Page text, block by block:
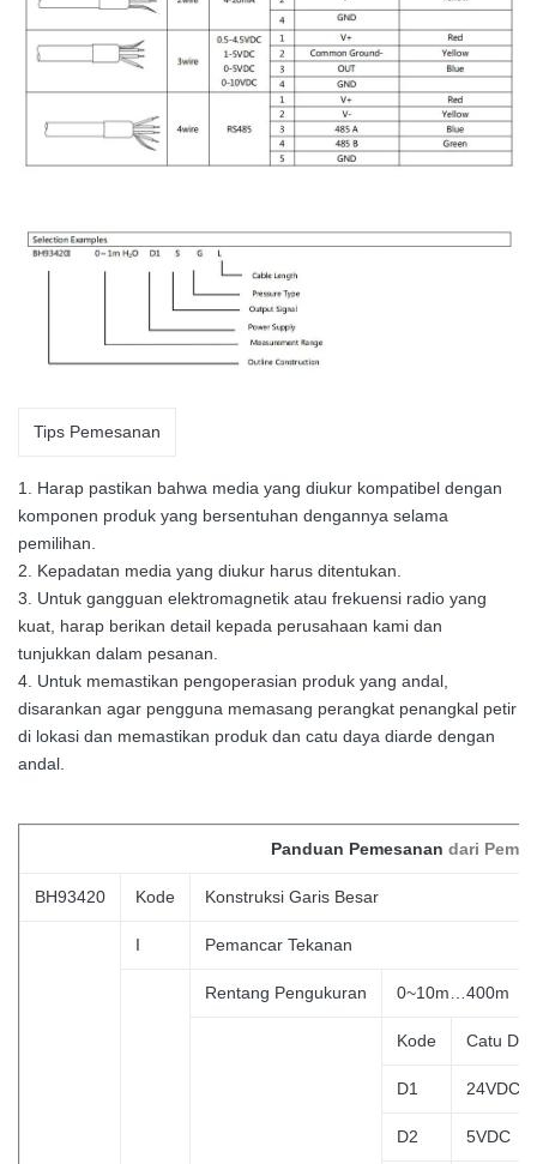
Tips Pemesanan
1. Harap pastikan bahwa media yang diukur kompatibel dengan
komponen produk yang bersentuhan dengannya selama
pemilihan.
2. Kepadatan media yang diukur harus ditentukan.
3. Untuk gangguan elektromagnetik atau frekuensi radio yang
kuat, harap berikan detail kepada perusahaan kami dan
tunjukkan dalam pesanan.
4. Untuk memastikan pengoperasian produk yang andal,
disarankan agar pengguna memasang perangkat penangkal petir
di lokasi dan memastikan produk dan catu daya diarde dengan
andal.
Panduan Pemesanan dari
BH93420 Kode Konstruksi Garis Besar
I Pemancar Tekanan
Rentang Pengukuran 0~10m…400m
Kode Catu
D1 24VDC
D2 5VDC